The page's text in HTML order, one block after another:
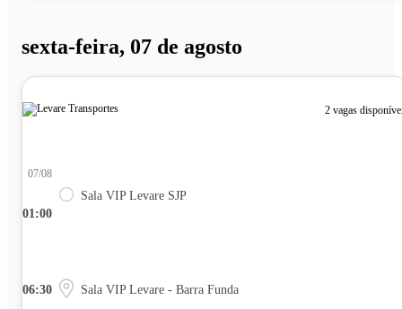
sexta-feira, 07 de agosto
2 vagas
01:00
07/08
Sala VIP Levare SJP
06:30 Sala VIP Levare - Barra Funda